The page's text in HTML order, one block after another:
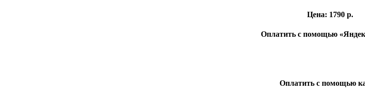
Цена: 1790 р.
Оплатить с помощью
Оплатить с помощью